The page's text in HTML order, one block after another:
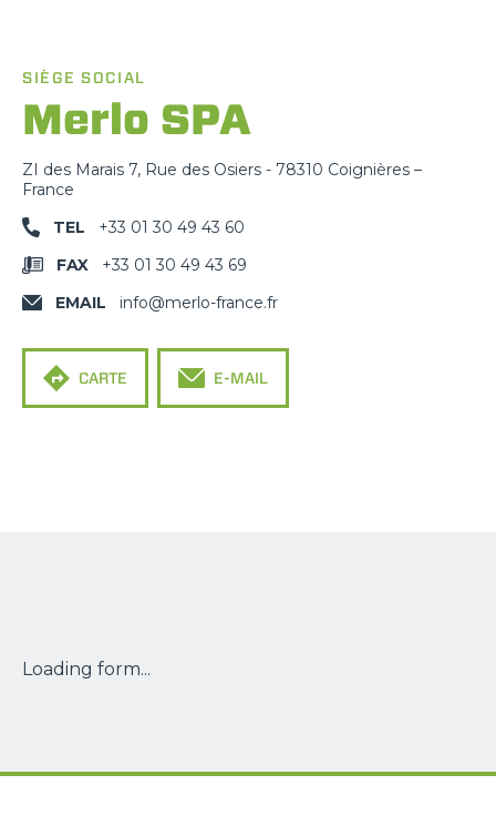
SIÈGE SOCIAL
Merlo SPA
ZI des Marais 7, Rue des Osiers - 78310 Coignières –
France
TEL
+33 01 30 49 43 60
FAX
+33 01 30 49 43 69
EMAIL
info@merlo-france.fr
CARTE E-MAIL